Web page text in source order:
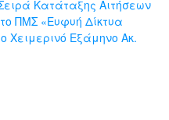
Κατάταξης Αιτήσεων
ΠΜΣ «Ευφυή Δίκτυα
Χειμερινό Εξάμηνο Ακ.